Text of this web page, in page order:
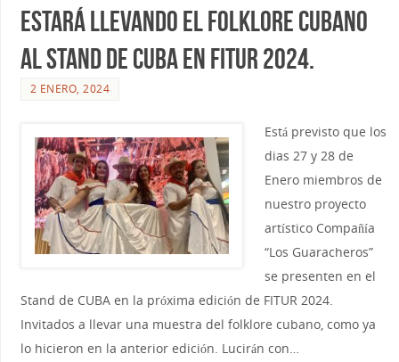
estará llevando el folklore cubano
al Stand de Cuba en Fitur 2024.
2 ENERO, 2024
Está previsto que los
dias 27 y 28 de
Enero miembros de
nuestro proyecto
artístico Compañía
“Los Guaracheros”
se presenten en el
Stand de CUBA en la próxima edición de FITUR 2024.
Invitados a llevar una muestra del folklore cubano, como ya
lo hicieron en la anterior edición. Lucirán con…